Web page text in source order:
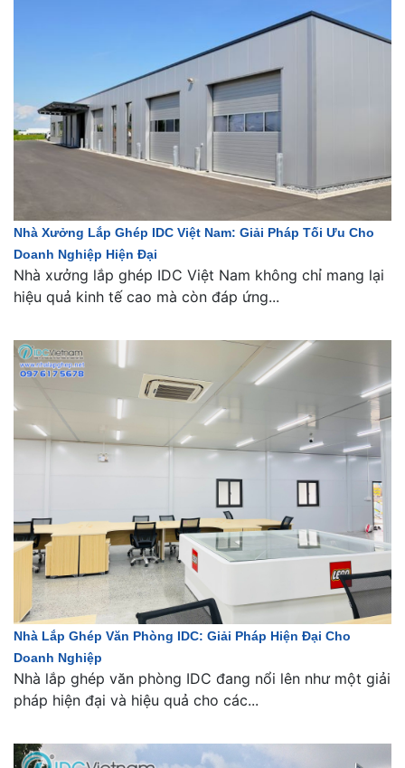
Nhà Xưởng Lắp Ghép IDC Việt Nam: Giải Pháp Tối Ưu Cho
Doanh Nghiệp Hiện Đại
Nhà xưởng lắp ghép IDC Việt Nam không chỉ mang lại
hiệu quả kinh tế cao mà còn đáp ứng...
Nhà Lắp Ghép Văn Phòng IDC: Giải Pháp Hiện Đại Cho
Doanh Nghiệp
Nhà lắp ghép văn phòng IDC đang nổi lên như một giải
pháp hiện đại và hiệu quả cho các...